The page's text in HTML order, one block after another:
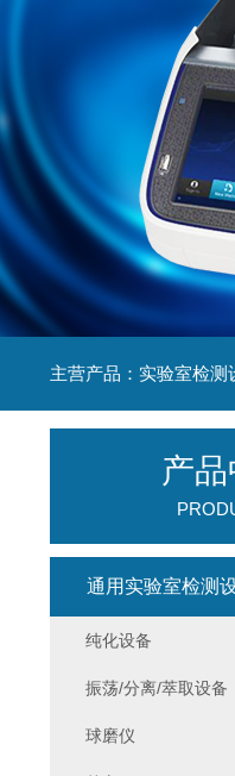
产
通用实验室检测
纯化设备
振荡/分离/萃取设备
球磨仪